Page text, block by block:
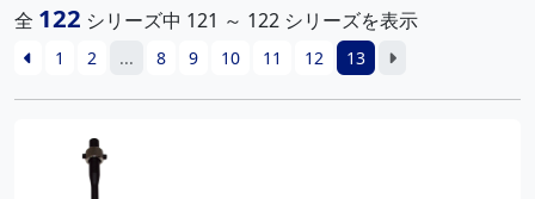
全 122 シリーズ中 121 ～ 122 シリーズを表示
1 2 ... 8 9 10 11 12 13